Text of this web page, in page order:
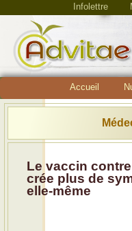
Infolettre
Accueil
Le vaccin
crée plus de
elle-même